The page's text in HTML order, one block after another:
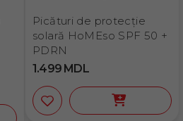
Picături de protecție
solară HoMEso SPF 50 +
PDRN
1.499 MDL